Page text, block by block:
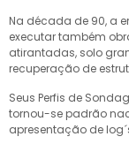
Na década de 90, a
executar também
atirantadas, solo
recuperação de
Seus Perfis de
tornou-se padrão
apresentação de